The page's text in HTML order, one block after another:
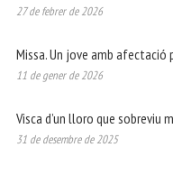
27 de febrer de 2026
Missa. Un jove amb afectació
11 de gener de 2026
Visca d’un lloro que sobreviu
31 de desembre de 2025